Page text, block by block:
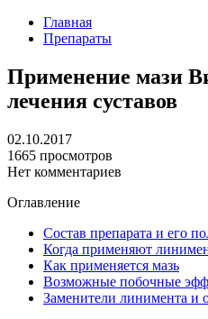
Главная
Препараты
Применение мази
лечения суставов
02.10.2017
1665 просмотров
Нет комментариев
Оглавление
Состав препарата и его
Когда применяют
Как применяется мазь
Возможные побочные
Заменители линимента и